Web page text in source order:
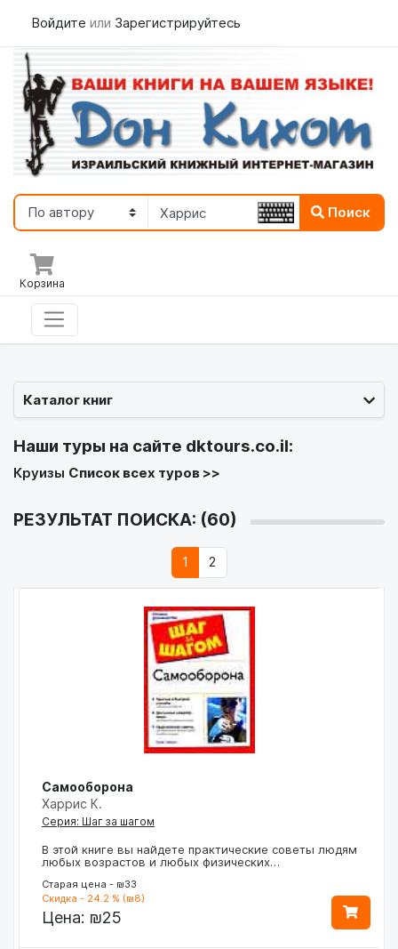
Войдите или Зарегистрируйтесь
Поиск
Корзина
Каталог книг
Наши туры на сайте dktours.co.il:
Круизы Список всех туров >>
РЕЗУЛЬТАТ ПОИСКА: (60)
1 2
Самооборона
Харрис К.
Серия: Шаг за шагом
В этой книге вы найдете практические советы людям
любых возрастов и любых физических…
Старая цена - ₪33
Скидка - 24.2 % (₪8)
Цена: ₪25